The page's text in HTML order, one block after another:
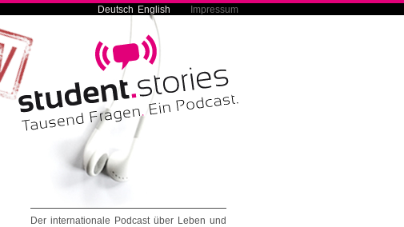
Impressum
English
Deutsch
Der internationale Podcast über Leben und